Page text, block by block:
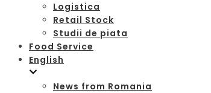
Logistica
Retail Stock
Studii de piata
Food Service
English
News from Romania